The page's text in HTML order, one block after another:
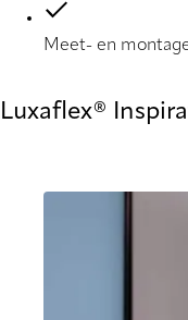
Meet- en
Luxaflex®